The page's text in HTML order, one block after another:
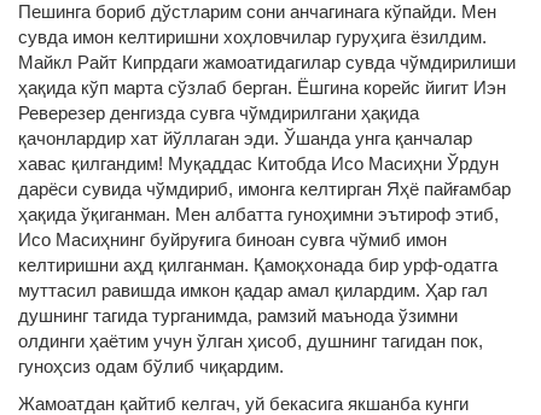
Пешинга бориб дўстларим сони анчагинага кўпайди. Мен
сувда имон келтиришни хоҳловчилар гуруҳига ёзилдим.
Майкл Райт Кипрдаги жамоатидагилар сувда чўмдирилиши
ҳақида кўп марта сўзлаб берган. Ёшгина корейс йигит Иэн
Реверезер денгизда сувга чўмдирилгани ҳақида
қачонлардир хат йўллаган эди. Ўшанда унга қанчалар
хавас қилгандим! Муқаддас Китобда Исо Масиҳни Ўрдун
дарёси сувида чўмдириб, имонга келтирган Яҳё пайғамбар
ҳақида ўқиганман. Мен албатта гуноҳимни эътироф этиб,
Исо Масиҳнинг буйруғига биноан сувга чўмиб имон
келтиришни аҳд қилганман. Қамоқхонада бир урф-одатга
муттасил равишда имкон қадар амал қилардим. Ҳар гал
душнинг тагида турганимда, рамзий маънода ўзимни
олдинги ҳаётим учун ўлган ҳисоб, душнинг тагидан пок,
гуноҳсиз одам бўлиб чиқардим.
Жамоатдан қайтиб келгач, уй бекасига якшанба кунги